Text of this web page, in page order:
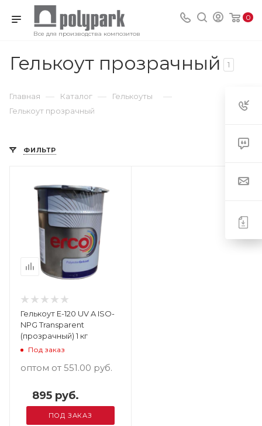
Все для производства композитов
0
Гелькоут прозрачный 1
Главная — Каталог — Гелькоуты —
Гелькоут прозрачный
ФИЛЬТР
Гелькоут E-120 UV A ISO-
NPG Transparent
(прозрачный) 1 кг
Под заказ
оптом от 551.00 руб.
895 руб.
ПОД ЗАКАЗ